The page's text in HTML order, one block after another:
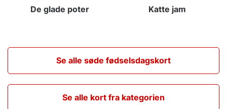
De glade poter Katte jam
Se alle søde fødselsdagskort
Se alle kort fra kategorien